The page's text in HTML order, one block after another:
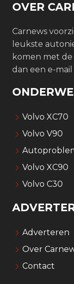
OVER
Carnews
leukste
komen met
dan een e-mail
Volvo XC70
Volvo V90
Volvo XC90
Volvo C30
Adverteren
Over
Contact